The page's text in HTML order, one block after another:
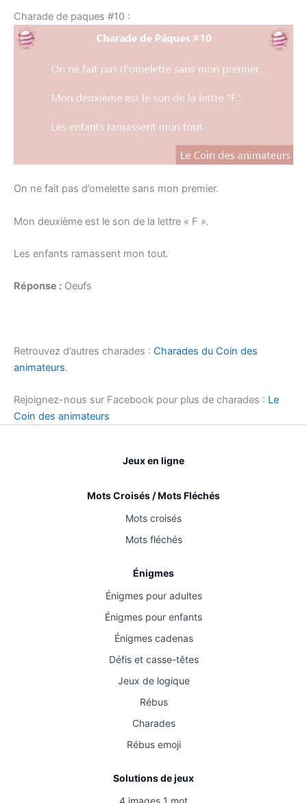
Charade de paques #10 :
On ne fait pas d’omelette sans mon premier.
Mon deuxième est le son de la lettre « F ».
Les enfants ramassent mon tout.
Réponse : Oeufs
Retrouvez d’autres charades : Charades du Coin des
animateurs.
Rejoignez-nous sur Facebook pour plus de charades : Le
Coin des animateurs
Jeux en ligne
Mots Croisés / Mots Fléchés
Mots croisés
Mots fléchés
Énigmes
Énigmes pour adultes
Énigmes pour enfants
Énigmes cadenas
Défis et casse-têtes
Jeux de logique
Rébus
Charades
Rébus emoji
Solutions de jeux